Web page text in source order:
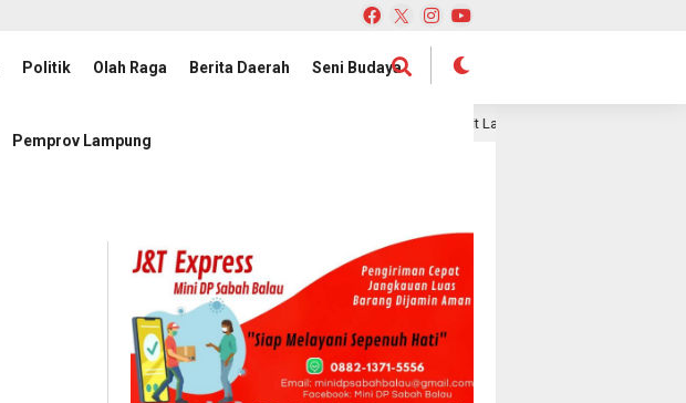
Politik Olah Raga Berita Daerah Seni Budaya
Pemprov Lampung
Satelit Lampung-1 Resmi Diluncurkan, Provinsi